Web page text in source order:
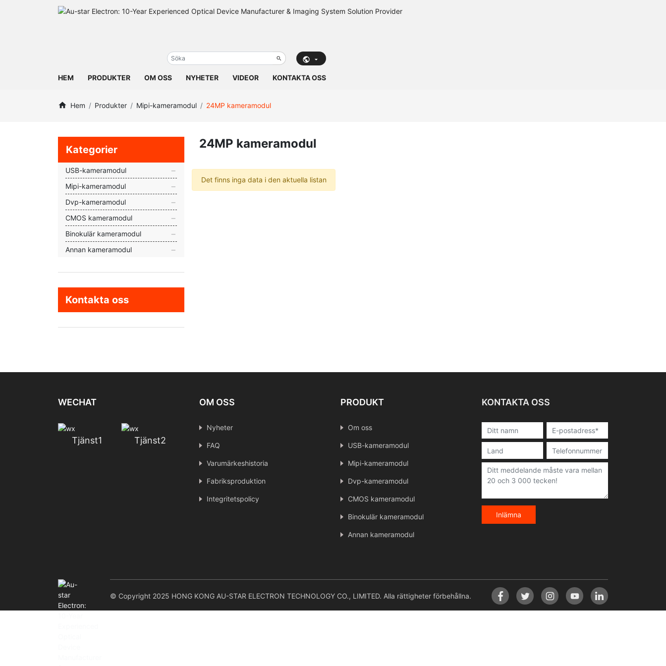
HEM PRODUKTER OM OSS NYHETER VIDEOR KONTAKTA OSS
Hem Produkter Mipi-kameramodul 24MP kameramodul
Kategorier
USB-kameramodul
Mipi-kameramodul
Dvp-kameramodul
CMOS kameramodul
Binokulär kameramodul
Annan kameramodul
Kontakta oss
24MP kameramodul
Det finns inga data i den aktuella listan
WECHAT
Tjänst1 Tjänst2
OM OSS
Nyheter
FAQ
Varumärkeshistoria
Fabriksproduktion
Integritetspolicy
PRODUKT
Om oss
USB-kameramodul
Mipi-kameramodul
Dvp-kameramodul
CMOS kameramodul
Binokulär kameramodul
Annan kameramodul
KONTAKTA OSS
Inlämna
© Copyright 2025 HONG KONG AU-STAR ELECTRON TECHNOLOGY CO., LIMITED. Alla rättigheter förbehållna.